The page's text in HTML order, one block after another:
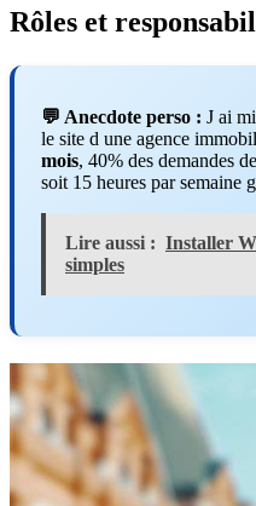
Rôles et
💬 Anecdote perso : J ai
le site d une agence
mois, 40% des demandes
soit 15 heures par semaine
Lire aussi : Installer
simples